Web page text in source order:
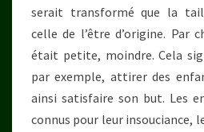
serait transformé que la
celle de l’être d’origine. Par
était petite, moindre. Cela
par exemple, attirer des
ainsi satisfaire son but. Les
connus pour leur insouciance,